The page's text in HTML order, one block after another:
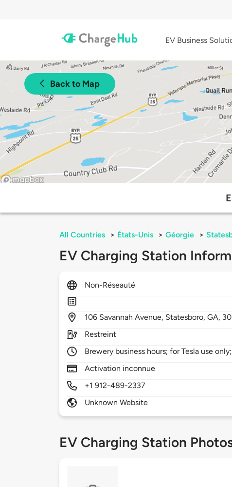
EV Business
Back to Map
All Countries > États-Unis > Géorgie >
EV Charging Station
Non-Réseauté
106 Savannah Avenue, Statesboro,GA,
Restreint
Brewery business hours; for Tesla use
Activation inconnue
+1 912-489-2337
Unknown Website
EV Charging Station